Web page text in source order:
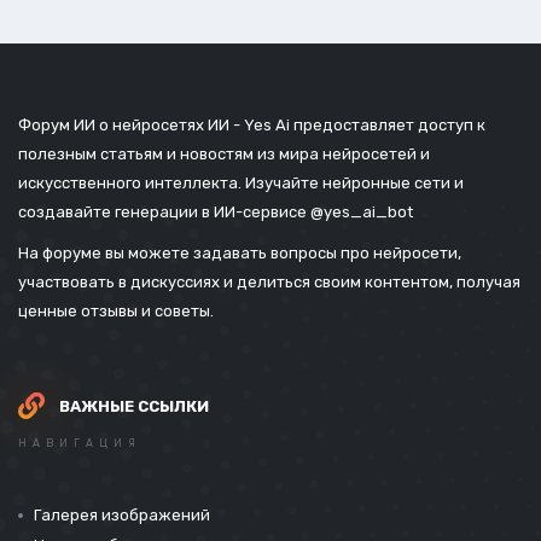
Форум ИИ о нейросетях ИИ - Yes Ai предоставляет доступ к
полезным статьям и новостям из мира нейросетей и
искусственного интеллекта. Изучайте нейронные сети и
создавайте генерации в ИИ-сервисе @yes_ai_bot
На форуме вы можете задавать вопросы про нейросети,
участвовать в дискуссиях и делиться своим контентом, получая
ценные отзывы и советы.
ВАЖНЫЕ ССЫЛКИ
НАВИГАЦИЯ
Галерея изображений